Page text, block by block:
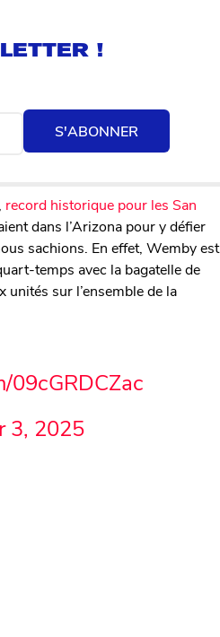
S'ABONNER
record historique pour les San
dans l’Arizona pour y défier
sachions. En effet, Wemby est
temps avec la bagatelle de
sur l’ensemble de la
09cGRDCZac
3, 2025